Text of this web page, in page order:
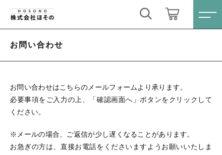
お問い合わせ
お問い合わせはこちらのメールフォームより承ります。
必要事項をご入力の上、「確認画面へ」ボタンをクリックして
ください。
※メールの場合、ご返信が少し遅くなることがあります。
お急ぎの方は、直接お電話をくださいますようお願いいたしま
ログイン / 会員登録
すべての商品
介護シューズ
介護シューズ
パンジー特集
キーワード検索
こだわり検索
親カテゴリ